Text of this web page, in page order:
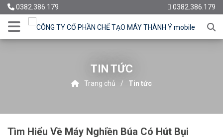
0382.386.179 0382.386.179
TIN TỨC
Trang chủ Tin tức
Tìm Hiểu Về Máy Nghiền Búa Có Hút Bụi